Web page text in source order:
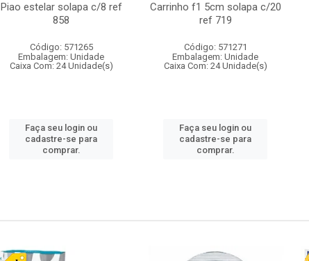
Piao estelar solapa c/8 ref
858
Código: 571265
Embalagem: Unidade
Caixa Com: 24 Unidade(s)
Faça seu login ou
cadastre-se para
comprar.
Carrinho f1 5cm solapa c/20
ref 719
Código: 571271
Embalagem: Unidade
Caixa Com: 24 Unidade(s)
Faça seu login ou
cadastre-se para
comprar.